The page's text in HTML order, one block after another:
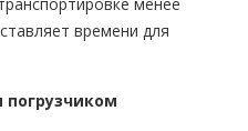
времени для
погрузчиком